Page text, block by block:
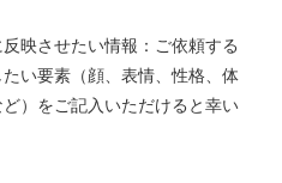
映させたい情報：ご依頼する
い要素（顔、表情、性格、体
）をご記入いただけると幸い